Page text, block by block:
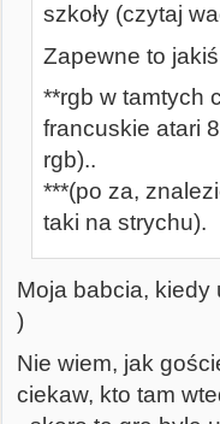
szkoły (czytaj
Zapewne to
**rgb w tamtych
francuskie atari
rgb)..
***(po za,
taki na strychu).
Moja babcia, kiedy
)
Nie wiem, jak
ciekaw, kto tam